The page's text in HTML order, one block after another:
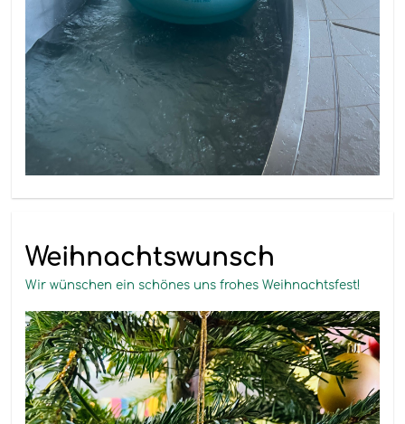
Weihnachtswunsch
Wir wünschen ein schönes uns frohes Weihnachtsfest!